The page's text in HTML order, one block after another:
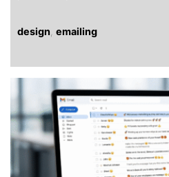
design emailing